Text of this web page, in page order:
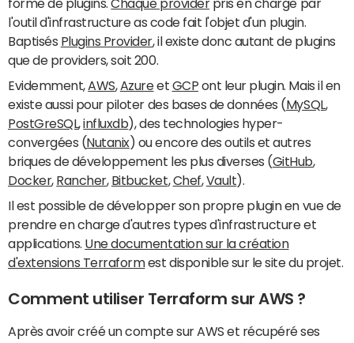
forme de plugins.Chaque providerpris en charge par
l'outil d'infrastructure as code fait l'objet d'un plugin.
Baptisés Plugins Provider, il existe donc autant de plugins
que de providers, soit 200.
Evidemment, AWS, Azureet GCP ont leur plugin. Mais il en
existe aussi pour piloter des bases de données (MySQL,
PostGreSQL,influxdb), des technologies hyper-
convergées (Nutanix) ou encore des outils et autres
briques de développement les plus diverses (GitHub,
Docker, Rancher, Bitbucket,Chef,Vault).
Il est possible de développer son propre plugin en vue de
prendre en charge d'autres types d'infrastructure et
applications. Une documentation sur la création
d'extensions Terraformest disponible sur le site du projet.
Comment utiliser Terraform sur AWS ?
Après avoir créé un compte sur AWS et récupéré ses